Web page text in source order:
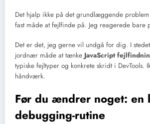
Det hjalp ikke på det grundlæggende
fast måde at fejlfinde på. Jeg reagerede bare
Det er det, jeg gerne vil undgå for dig. I
jordnær måde at tænke JavaScript
typiske fejltyper og konkrete skridt i DevTools.
håndværk.
Før du ændrer noget: en
debugging-rutine